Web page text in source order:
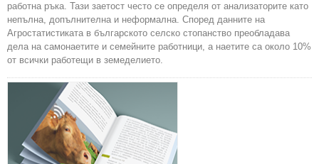
работна ръка. Тази заетост често се определя от анализаторите като
непълна, допълнителна и неформална. Според данните на
Агростатистиката в българското селско стопанство преобладава
дела на самонаетите и семейните работници, а наетите са около 10%
от всички работещи в земеделието.